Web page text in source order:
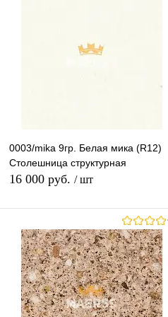
гр.10
3050mm 4100mm
0003/mika 9гр. Белая мика (R12)
Столешница структурная
16 000 руб. / шт
В корзину
Купить в 1 клик К сравнению
В избранное Под заказ
Толщина (Ваш Выбор)